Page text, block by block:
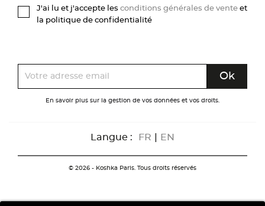
J'ai lu et j'accepte les conditions générales de vente et
la politique de confidentialité
En savoir plus sur la gestion de vos données et vos droits.
Langue : FR EN
© 2026 - Koshka Paris. Tous droits réservés